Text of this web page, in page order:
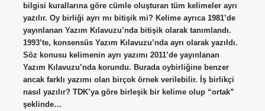
bilgisi kurallarına göre cümle oluşturan tüm kelimeler ayrı
yazılır. Oy birliği ayrı mı bitişik mi? Kelime ayrıca 1981’de
yayınlanan Yazım Kılavuzu’nda bitişik olarak tanımlandı.
1993’te, konsensüs Yazım Kılavuzu’nda ayrı olarak yazıldı.
Söz konusu kelimenin ayrı yazımı 2011’de yayınlanan
Yazım Kılavuzu’nda korundu. Burada oybirliğine benzer
ancak farklı yazımı olan birçok örnek verilebilir. İş birlikçi
nasıl yazılır? TDK’ya göre birleşik bir kelime olup “ortak”
şeklinde…